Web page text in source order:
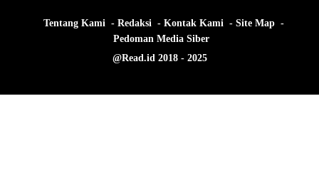
Tentang Kami Redaksi Kontak Kami
Site Map
Pedoman Media Siber
@Read.id 2018 - 2025